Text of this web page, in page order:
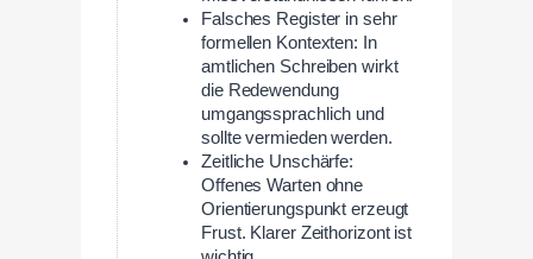
Falsches Register in sehr
formellen Kontexten: In
amtlichen Schreiben wirkt
die Redewendung
umgangssprachlich und
sollte vermieden werden.
Zeitliche Unschärfe:
Offenes Warten ohne
Orientierungspunkt erzeugt
Frust. Klarer Zeithorizont ist